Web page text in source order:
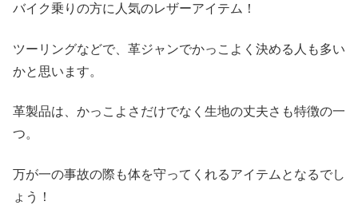
バイク乗りの方に人気のレザーアイテム！
ツーリングなどで、革ジャンでかっこよく決める人も多い
かと思います。
革製品は、かっこよさだけでなく生地の丈夫さも特徴の一
つ。
万が一の事故の際も体を守ってくれるアイテムとなるでし
ょう！